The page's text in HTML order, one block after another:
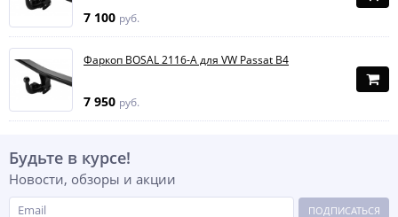
7 100 руб.
Фаркоп BOSAL 2116-A для VW Passat B4
7 950 руб.
Будьте в курсе!
Новости, обзоры и акции
ПОДПИСАТЬСЯ